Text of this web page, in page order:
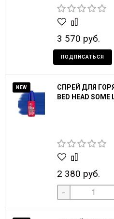
3 570 руб.
ПОДПИСАТЬСЯ
NEW
СПРЕЙ ДЛЯ
BED HEAD
2 380 руб.
-